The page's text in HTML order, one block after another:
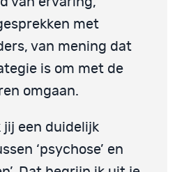
met
van mening dat
is om met de
omgaan.
jij een duidelijk
‘psychose’ en